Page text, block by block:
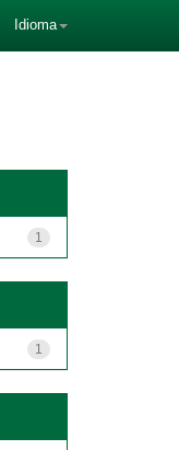
Idioma
1
1